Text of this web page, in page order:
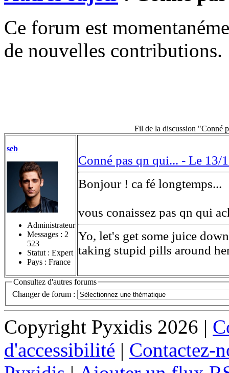
Ce forum est
de nouvelles contributions.
Fil de la discussion "Conné
seb
Administrateur
Messages : 2
523
Statut : Expert
Pays : France
Conné pas qn qui... - Le 13/
Bonjour ! ca fé longtemps...
vous conaissez pas qn qui
Yo, let's get some juice
taking stupid pills around
Consultez d'autres forums
Changer de forum :
Copyright Pyxidis 2026 |
d'accessibilité | Contactez-